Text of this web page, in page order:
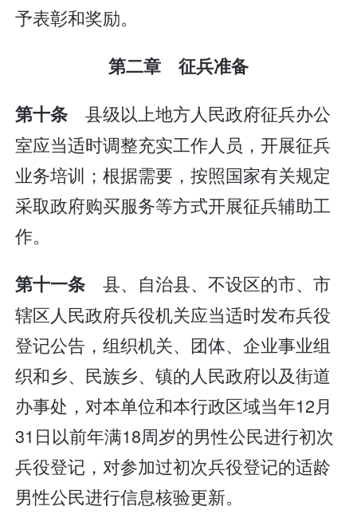
予表彰和奖励。
第二章 征兵准备
第十条 县级以上地方人民政府征兵办公
室应当适时调整充实工作人员，开展征兵
业务培训；根据需要，按照国家有关规定
采取政府购买服务等方式开展征兵辅助工
作。
第十一条 县、自治县、不设区的市、市
辖区人民政府兵役机关应当适时发布兵役
登记公告，组织机关、团体、企业事业组
织和乡、民族乡、镇的人民政府以及街道
办事处，对本单位和本行政区域当年12月
31日以前年满18周岁的男性公民进行初次
兵役登记，对参加过初次兵役登记的适龄
男性公民进行信息核验更新。